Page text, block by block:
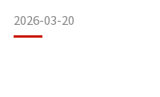
內心吶喊：「這不是可愛
能會出現：🚨 心臟負擔增
2026-03-20